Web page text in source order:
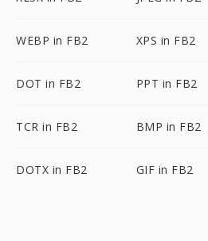
WEBP in FB2 XPS in FB2
DOT in FB2 PPT in FB2
TCR in FB2 BMP in FB2
DOTX in FB2 GIF in FB2